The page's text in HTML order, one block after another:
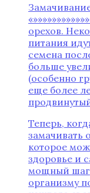
орехов.
питания
семена
больше
(особенно
еще более
Теперь,
замачивать
которое
здоровье и
мощный
организму